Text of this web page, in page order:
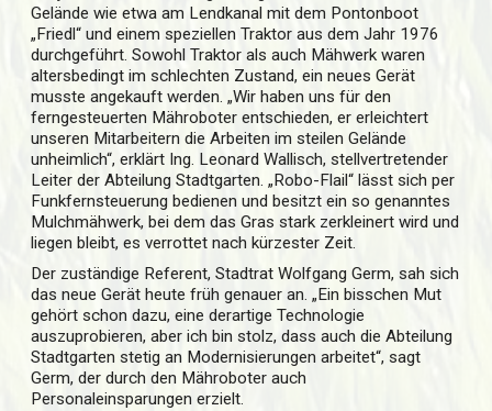
Gelände wie etwa am Lendkanal mit dem Pontonboot
„Friedl“ und einem speziellen Traktor aus dem Jahr 1976
durchgeführt. Sowohl Traktor als auch Mähwerk waren
altersbedingt im schlechten Zustand, ein neues Gerät
musste angekauft werden. „Wir haben uns für den
ferngesteuerten Mähroboter entschieden, er erleichtert
unseren Mitarbeitern die Arbeiten im steilen Gelände
unheimlich“, erklärt Ing. Leonard Wallisch, stellvertretender
Leiter der Abteilung Stadtgarten. „Robo-Flail“ lässt sich per
Funkfernsteuerung bedienen und besitzt ein so genanntes
Mulchmähwerk, bei dem das Gras stark zerkleinert wird und
liegen bleibt, es verrottet nach kürzester Zeit.
Der zuständige Referent, Stadtrat Wolfgang Germ, sah sich
das neue Gerät heute früh genauer an. „Ein bisschen Mut
gehört schon dazu, eine derartige Technologie
auszuprobieren, aber ich bin stolz, dass auch die Abteilung
Stadtgarten stetig an Modernisierungen arbeitet“, sagt
Germ, der durch den Mähroboter auch
Personaleinsparungen erzielt.